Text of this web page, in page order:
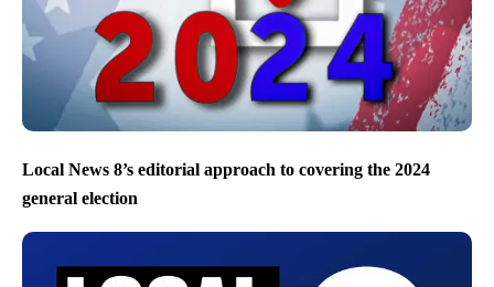
Local News 8’s editorial approach to covering the 2024
general election